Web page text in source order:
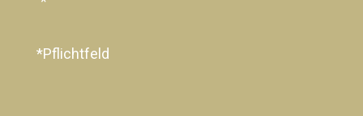
*Pflichtfeld